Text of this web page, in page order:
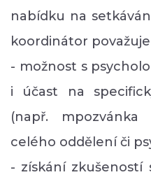
nabídku na
koordinátor
- možnost s
i účast na
(např.
celého oddělení či
- získání